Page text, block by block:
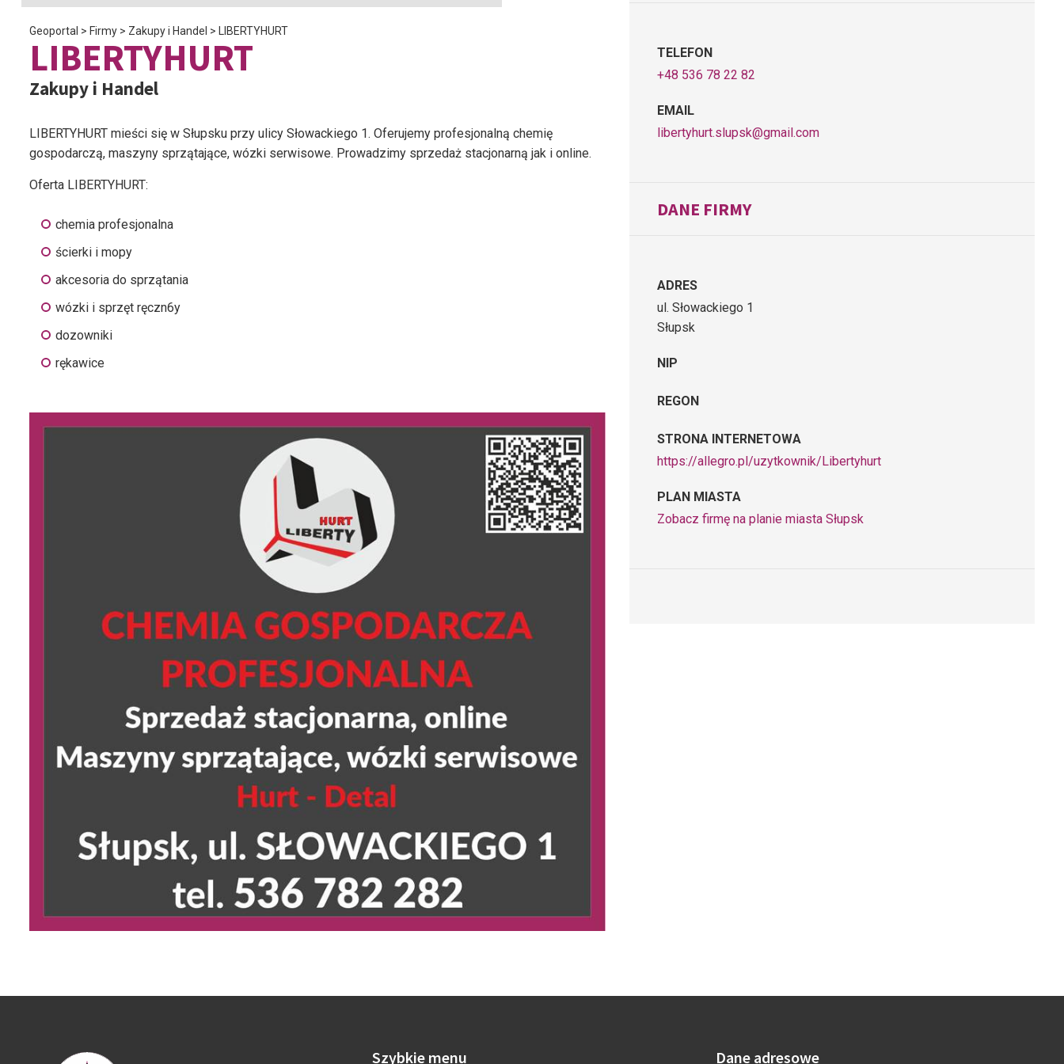
Geoportal > Firmy > Zakupy i Handel > LIBERTYHURT
LIBERTYHURT
Zakupy i Handel
LIBERTYHURT mieści się w Słupsku przy ulicy Słowackiego 1. Oferujemy profesjonalną chemię
gospodarczą, maszyny sprzątające, wózki serwisowe. Prowadzimy sprzedaż stacjonarną jak i online.
Oferta LIBERTYHURT:
chemia profesjonalna
ścierki i mopy
akcesoria do sprzątania
wózki i sprzęt ręczn6y
dozowniki
rękawice
TELEFON
+48 536 78 22 82
EMAIL
libertyhurt.slupsk@gmail.com
DANE FIRMY
ADRES
ul. Słowackiego 1
Słupsk
NIP
REGON
STRONA INTERNETOWA
https://allegro.pl/uzytkownik/Libertyhurt
PLAN MIASTA
Zobacz firmę na planie miasta Słupsk
Szybkie menu Dane adresowe